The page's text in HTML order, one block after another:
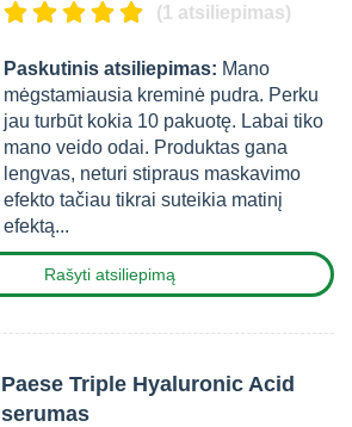
(1 atsiliepimas)
Paskutinis atsiliepimas: Mano
mėgstamiausia kreminė pudra. Perku
jau turbūt kokia 10 pakuotę. Labai tiko
mano veido odai. Produktas gana
lengvas, neturi stipraus maskavimo
efekto tačiau tikrai suteikia matinį
efektą...
Rašyti atsiliepimą
Paese Triple Hyaluronic Acid
serumas